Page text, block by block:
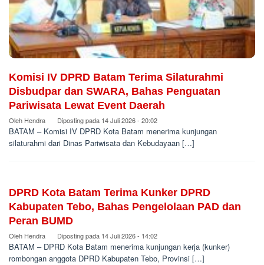
Komisi IV DPRD Batam Terima Silaturahmi
Disbudpar dan SWARA, Bahas Penguatan
Pariwisata Lewat Event Daerah
Oleh Hendra Diposting pada 14 Juli 2026 - 20:02
BATAM – Komisi IV DPRD Kota Batam menerima kunjungan
silaturahmi dari Dinas Pariwisata dan Kebudayaan […]
DPRD Kota Batam Terima Kunker DPRD
Kabupaten Tebo, Bahas Pengelolaan PAD dan
Peran BUMD
Oleh Hendra Diposting pada 14 Juli 2026 - 14:02
BATAM – DPRD Kota Batam menerima kunjungan kerja (kunker)
rombongan anggota DPRD Kabupaten Tebo, Provinsi […]